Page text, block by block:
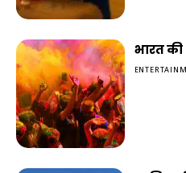
भारत की